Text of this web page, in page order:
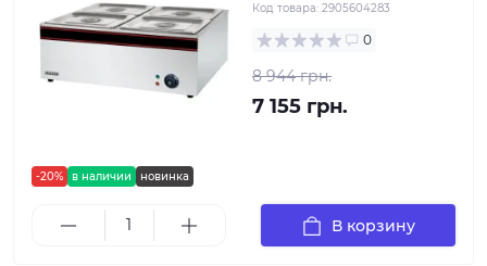
-20% в наличии новинка
Код товара: 2905604283
0
8 944 грн.
7 155 грн.
В корзину